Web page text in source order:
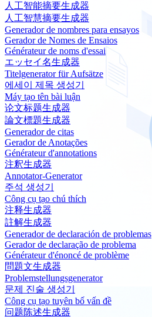
人工智能摘要生成器
人工智慧摘要生成器
Generador de nombres para ensayos
Gerador de Nomes de Ensaios
Générateur de noms d'essai
エッセイ名生成器
Titelgenerator für Aufsätze
에세이 제목 생성기
Máy tạo tên bài luận
论文标题生成器
論文標題生成器
Generador de citas
Gerador de Anotações
Générateur d'annotations
注釈生成器
Annotator-Generator
주석 생성기
Công cụ tạo chú thích
注释生成器
註解生成器
Generador de declaración de problemas
Gerador de declaração de problema
Générateur d'énoncé de problème
問題文生成器
Problemstellungsgenerator
문제 진술 생성기
Công cụ tạo tuyên bố vấn đề
问题陈述生成器